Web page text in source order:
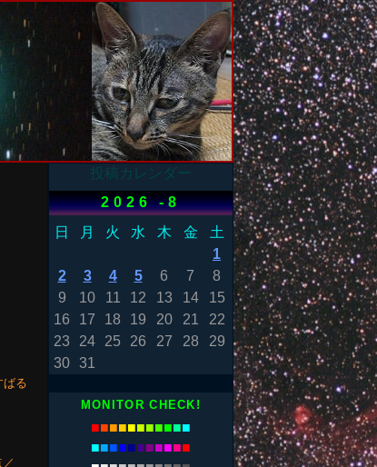
ばる
投稿カレンダー
2026 -8
日
月 火 水 木 金
土
1
2
3 4 5 6 7
8
9
10 11 12 13 14
15
16
17 18 19 20 21
22
23
24 25 26 27 28
29
30 31
MONITOR CHECK!
■■■■■■■■■■■
■■■■■■■■■■■